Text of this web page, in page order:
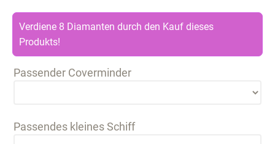
Verdiene 8 Diamanten durch den Kauf dieses
Produkts!
Passender Coverminder
Passendes kleines Schiff